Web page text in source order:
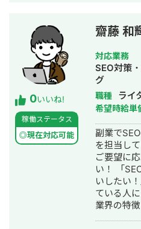
・リノベ
ロント業
┗GDN、Criteoを
月額：
件として
スティン
運用 ・マウスピース矯正 ┗月額50
万
ト・業務
広告(GSN)を運用 ・
としてフ
う。 ┗月額
舗投資案
規案件と
クリエイ
量の記事
ジャンル
で陥りが
事前に防
可能。 【費用】 20,000円～（1記事）
※字数など
ーーーー
の記事を
疑念を抱か
こで広告
毎月3社限
で記事を作
のお試し
ニケーシ
と幸いです。 ご興味がある場
記の連絡
いただく
0いいね!
稼働ステータス
◎現在対応可能
齋藤 和
対応業務
SEO対策
グ
職種 ライ
希望時給単
副業で
を担当してい
ご要望に
い！ 「
いしたい
ている人
業界の特